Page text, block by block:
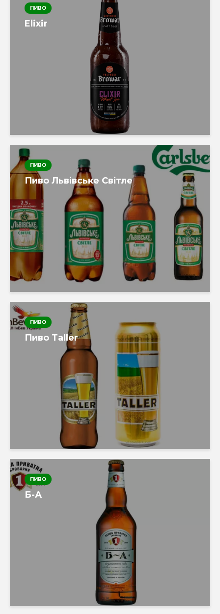
ПИВО
Elixir
ПИВО
Пиво Львівське Світле
ПИВО
Пиво Taller
ПИВО
Б-А